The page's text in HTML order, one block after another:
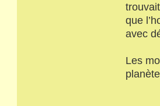
que
avec
Les